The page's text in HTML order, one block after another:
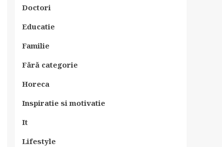
Doctori
Educatie
Familie
Fără categorie
Horeca
Inspiratie si motivatie
It
Lifestyle